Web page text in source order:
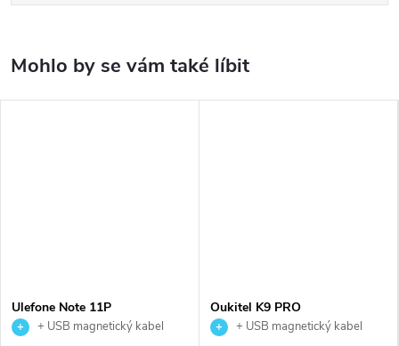
Ulefone Note 11P
+ USB magnetický kabel
Oukitel K9 PRO
+ USB magnetický kabel